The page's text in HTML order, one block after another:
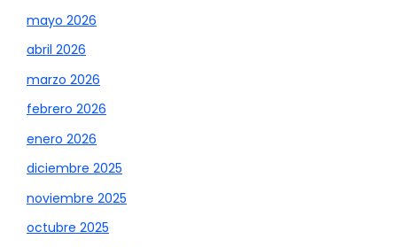
mayo 2026
abril 2026
marzo 2026
febrero 2026
enero 2026
diciembre 2025
noviembre 2025
octubre 2025